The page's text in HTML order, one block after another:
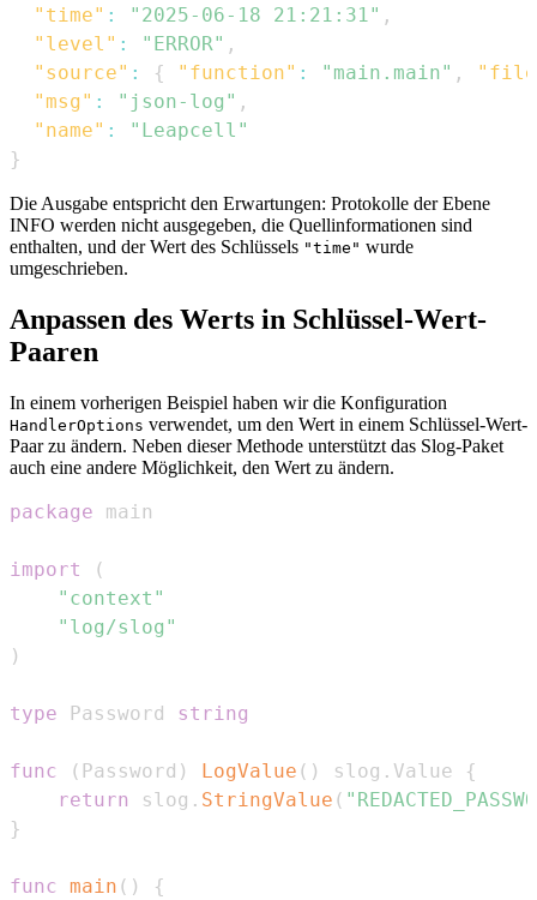
"time" : "2025-06-18 21:21:31" ,
"level" : "ERROR" ,
"source" : { "function" : "main.main" ,
"msg" : "json-log" ,
"name" :
"Leapcell"
}
Die Ausgabe entspricht den Erwartungen: Protokolle der Ebene
INFO werden nicht ausgegeben, die Quellinformationen sind
enthalten, und der Wert des Schlüssels "time" wurde
umgeschrieben.
Anpassen des Werts in Schlüssel-Wert-
Paaren
In einem vorherigen Beispiel haben wir die Konfiguration
HandlerOptions verwendet, um den Wert in einem Schlüssel-Wert-
Paar zu ändern. Neben dieser Methode unterstützt das Slog-Paket
auch eine andere Möglichkeit, den Wert zu ändern.
package
import
(
"context"
"log/slog"
)
type Password string
func ( Password ) LogValue ( ) slog . Value
{
return
slog . StringValue (
}
func main ( )
{